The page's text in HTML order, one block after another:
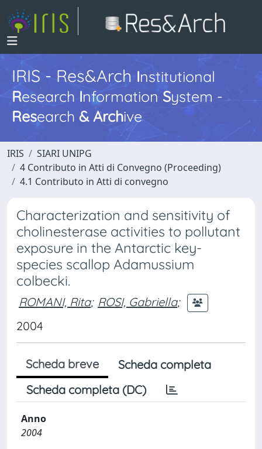
IRIS - Res&ArchInstitutional
Research InformationSystem -
Research & Archive
IRIS
SIARI UNIPG
4 Contributo in Atti di Convegno (Proceeding)
4.1 Contributo in Atti di convegno
Characterization and sensitivity of
cholinesterase activities to pollutant
exposure in the Antarctic key-
species scallop Adamussium
colbecki.
ROMANI, Rita; ROSI, Gabriella;
2004
Scheda breve
Scheda completa
Scheda completa (DC)
Anno
2004